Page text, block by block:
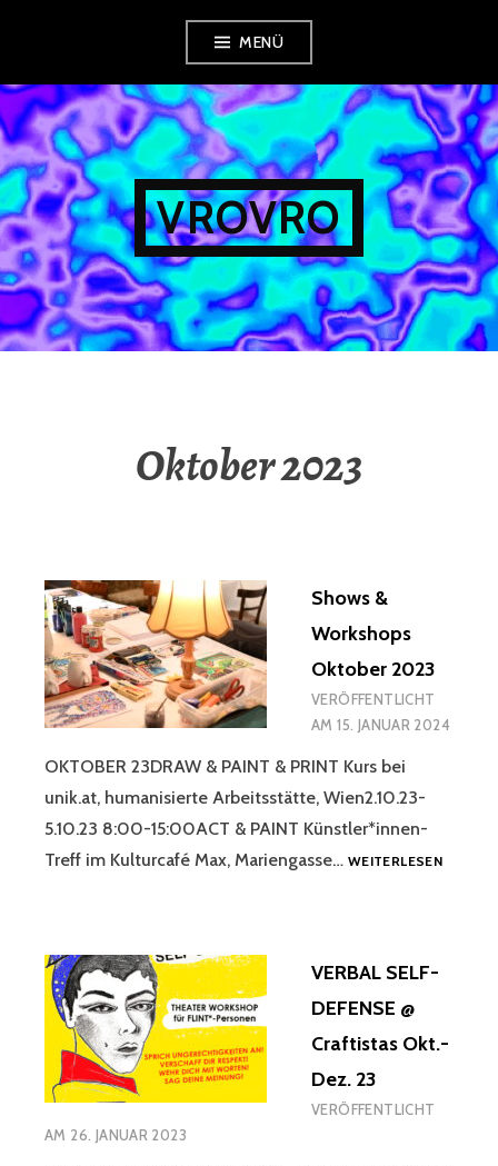
springen
MENÜ
VROVRO
Oktober 2023
Shows &
Workshops
Oktober 2023
VERÖFFENTLICHT
AM15. JANUAR 2024
OKTOBER 23DRAW & PAINT & PRINT Kurs bei
unik.at, humanisierte Arbeitsstätte, Wien2.10.23-
5.10.23 8:00-15:00ACT & PAINT Künstler*innen-
Treff im Kulturcafé Max, Mariengasse… WEITERLESENSHOWS
VERBAL SELF-
DEFENSE @
Craftistas Okt.-
Dez. 23
VERÖFFENTLICHT
AM 26. JANUAR 2023